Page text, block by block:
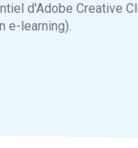
d'Adobe Creative
e-learning).